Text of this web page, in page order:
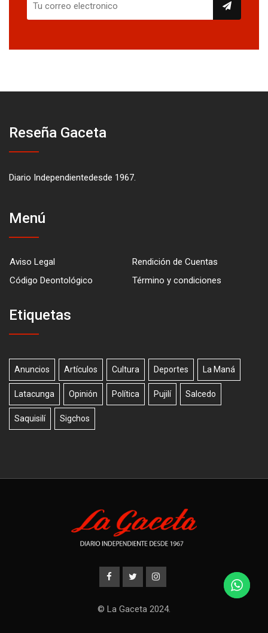
Reseña Gaceta
Diario Independientedesde 1967.
Menú
Aviso Legal
Rendición de Cuentas
Código Deontológico
Término y condiciones
Etiquetas
Anuncios Artículos Cultura Deportes La Maná
Latacunga Opinión Política Pujilí Salcedo
Saquisilí Sigchos
© La Gaceta 2024.